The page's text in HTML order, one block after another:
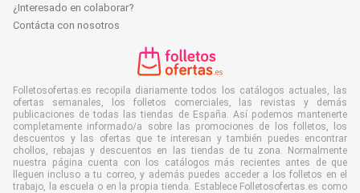
¿Interesado en colaborar?
Contácta con nosotros
Folletosofertas.es recopila diariamente todos los catálogos actuales, las
ofertas semanales, los folletos comerciales, las revistas y demás
publicaciones de todas las tiendas de España. Así podemos mantenerte
completamente informado/a sobre las promociones de los folletos, los
descuentos y las ofertas que te interesan y también puedes encontrar
chollos, rebajas y descuentos en las tiendas de tu zona. Normalmente
nuestra página cuenta con los catálogos más recientes antes de que
lleguen incluso a tu correo, y además puedes acceder a los folletos en el
trabajo, la escuela o en la propia tienda. Establece Folletosofertas.es como